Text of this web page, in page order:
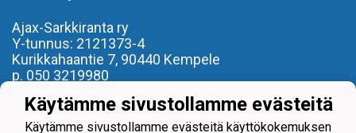
Ajax-Sarkkiranta ry
Y-tunnus: 2121373-4
Kurikkahaantie 7, 90440 Kempele
p. 050 3219980
- REILU PELI, REILU KAVERI -
Käytämme sivustollamme evästeitä
Käytämme sivustollamme evästeitä käyttökokemuksen